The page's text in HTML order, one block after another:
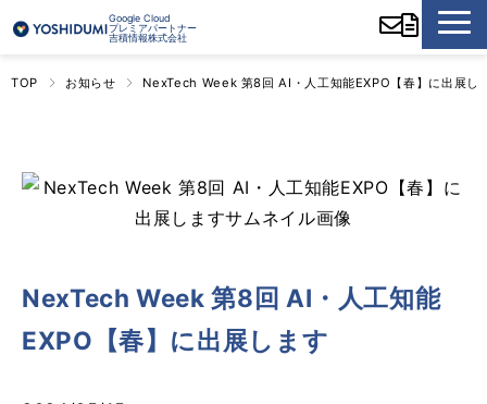
Google Cloud
プレミアパートナー
吉積情報株式会社
TOP お知らせ NexTech Week 第8回 AI・人工知能EXPO【春】に出展し
NexTech Week 第8回 AI・人工知能
EXPO【春】に出展します